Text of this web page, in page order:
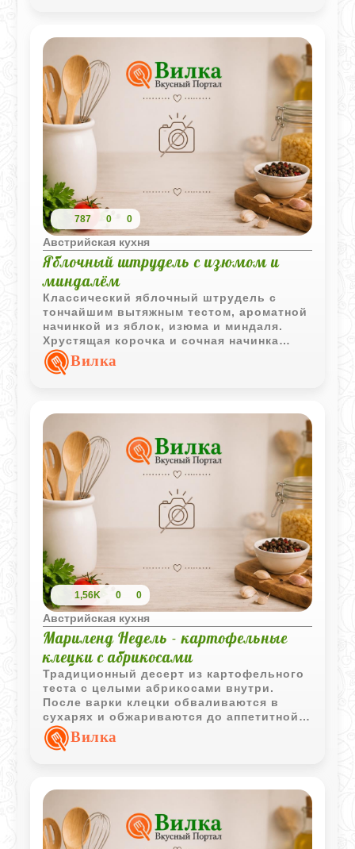
787 0 0
Австрийская кухня
Яблочный штрудель с изюмом и
миндалём
Классический яблочный штрудель с
тончайшим вытяжным тестом, ароматной
начинкой из яблок, изюма и миндаля.
Хрустящая корочка и сочная начинка
делают этот десерт настоящей классикой
домашней выпечки.
Вилка
1,56K 0 0
Австрийская кухня
Мариленд Недель - картофельные
клецки с абрикосами
Традиционный десерт из картофельного
теста с целыми абрикосами внутри.
После варки клецки обваливаются в
сухарях и обжариваются до аппетитной
золотистой корочки.
Вилка